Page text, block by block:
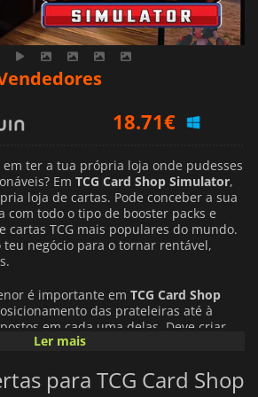
19.48€
20.49€
em ter a tua própria loja onde pudesses
Em TCG Card Shop Simulator,
loja de cartas. Pode conceber a sua
com todo o tipo de booster packs e
cartas TCG mais populares do mundo.
teu negócio para o tornar rentável,
é importante em TCG Card Shop
das prateleiras até à
em cada uma delas. Deve criar
uma experiência de compra
armazenar produtos populares e
tendências, a fim de fornecer aos
Ler mais
para TCG Card Shop